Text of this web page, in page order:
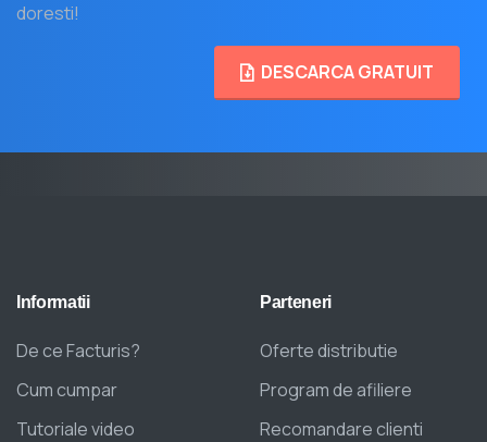
doresti!
DESCARCA GRATUIT
Informatii
De ce Facturis?
Cum cumpar
Tutoriale video
Parteneri
Oferte distributie
Program de afiliere
Recomandare clienti